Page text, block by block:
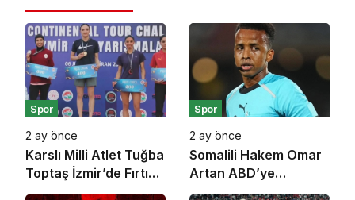
Spor
2 ay önce
Karslı Milli Atlet Tuğba
Toptaş İzmir’de Fırtına
Gibi Esti: Çifte
Spor
2 ay önce
Somalili Hakem Omar
Artan ABD’ye
Alınmadı: Miami’den